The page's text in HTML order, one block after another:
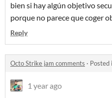
bien si hay algún objetivo
porque no parece que coger
Reply
Octo Strike jam comments · Posted
1 year ago